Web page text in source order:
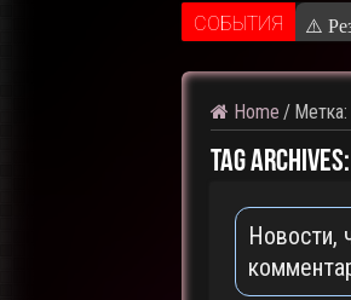
CОБЫТИЯ ⚠️
Home / Метка:
Tag Archives:
Новости,